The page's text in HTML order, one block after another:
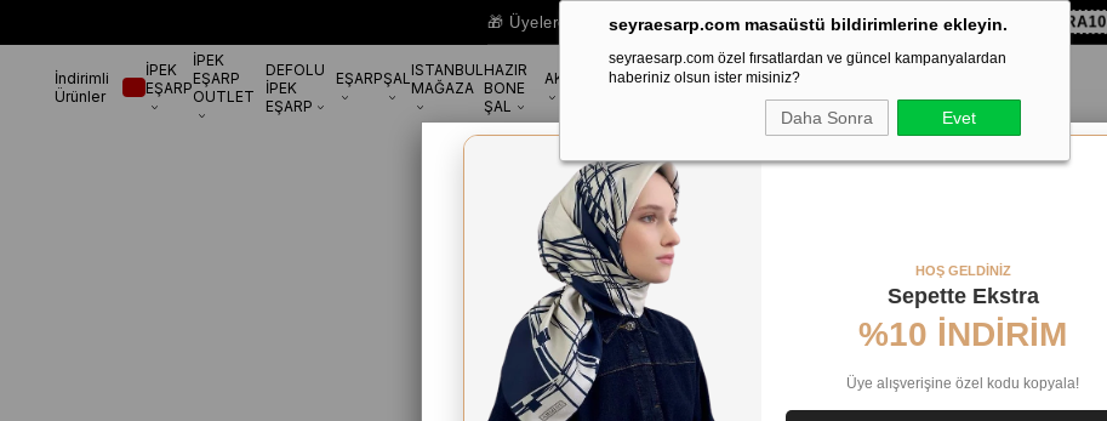
seyraesarp.com masaüstü bildirimlerine ekleyin.
seyraesarp.com özel fırsatlardan ve güncel kampanyalardan
haberiniz olsun ister misiniz?
Daha Sonra Evet
🎁 Üyelere Özel Sepette%10 EKSTRA İNDİRİM HEDİYE ÇEKİ! KOD: SEYRA10
İndirimli
Ürünler
İPEK
EŞARP
İPEK
EŞARP
OUTLET
DEFOLU
İPEK
EŞARP
EŞARPŞALISTANBUL
MAĞAZA
HAZIR
BONE
ŞAL
AKSESUARMARKALAR
HOŞ GELDİNİZ
Sepette Ekstra
%10 İNDİRİM
Üye alışverişine özel kodu kopyala!